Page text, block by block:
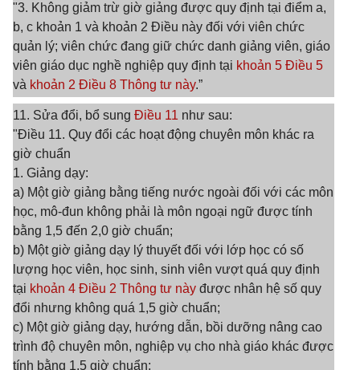
"3. Không giảm trừ giờ giảng được quy định tại điểm a,
b, c khoản 1 và khoản 2 Điều này đối với viên chức
quản lý; viên chức đang giữ chức danh giảng viên, giáo
viên giáo dục nghề nghiệp quy định tại khoản 5 Điều 5
và khoản 2 Điều 8 Thông tư này.”
11. Sửa đổi, bổ sung Điều 11 như sau:
"Điều 11. Quy đổi các hoạt động chuyên môn khác ra
giờ chuẩn
1. Giảng dạy:
a) Một giờ giảng bằng tiếng nước ngoài đối với các môn
học, mô-đun không phải là môn ngoại ngữ được tính
bằng 1,5 đến 2,0 giờ chuẩn;
b) Một giờ giảng dạy lý thuyết đối với lớp học có số
lượng học viên, học sinh, sinh viên vượt quá quy định
tại khoản 4 Điều 2 Thông tư này được nhân hệ số quy
đổi nhưng không quá 1,5 giờ chuẩn;
c) Một giờ giảng dạy, hướng dẫn, bồi dưỡng nâng cao
trình độ chuyên môn, nghiệp vụ cho nhà giáo khác được
tính bằng 1,5 giờ chuẩn;